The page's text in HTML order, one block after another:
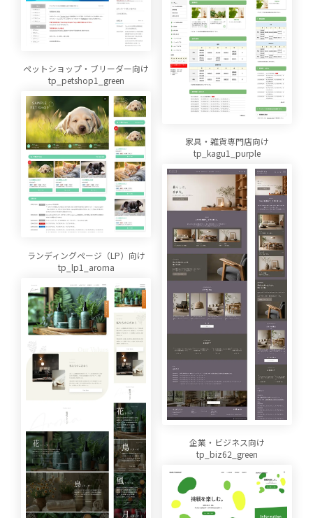
ペットショップ・ブリーダー向け
tp_petshop1_green
家具・雑貨専門店向け
tp_kagu1_purple
ランディングページ（LP）向け
tp_lp1_aroma
企業・ビジネス向け
tp_biz62_green